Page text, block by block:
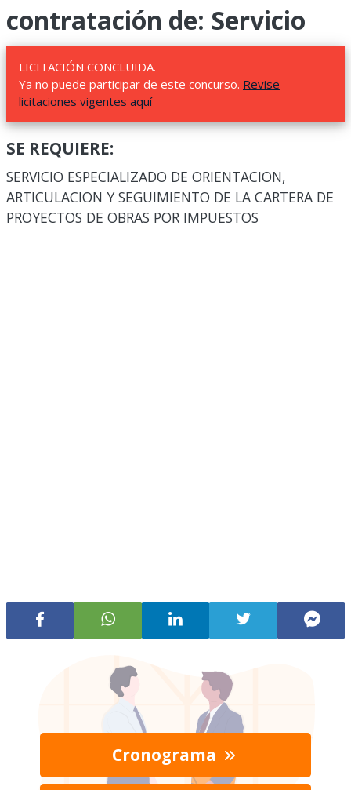
contratación de: Servicio
LICITACIÓN CONCLUIDA.
Ya no puede participar de este concurso. Revise
licitaciones vigentes aquí
SE REQUIERE:
SERVICIO ESPECIALIZADO DE ORIENTACION,
ARTICULACION Y SEGUIMIENTO DE LA CARTERA DE
PROYECTOS DE OBRAS POR IMPUESTOS
Cronograma